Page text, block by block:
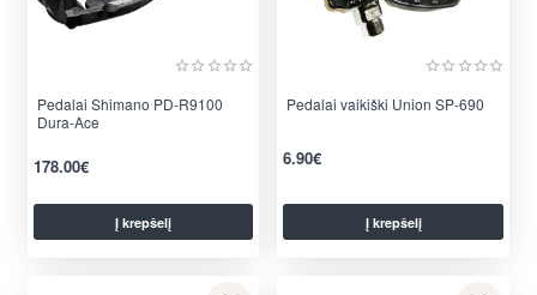
Pedalai Shimano PD-R9100
Dura-Ace
178.00€
Į krepšelį
Pedalai vaikiški Union SP-690
6.90€
Į krepšelį